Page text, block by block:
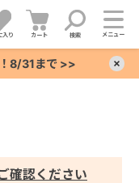
入り カート 検索 メニュー
8/31まで >>
確認ください